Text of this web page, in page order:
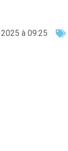
à 09:25